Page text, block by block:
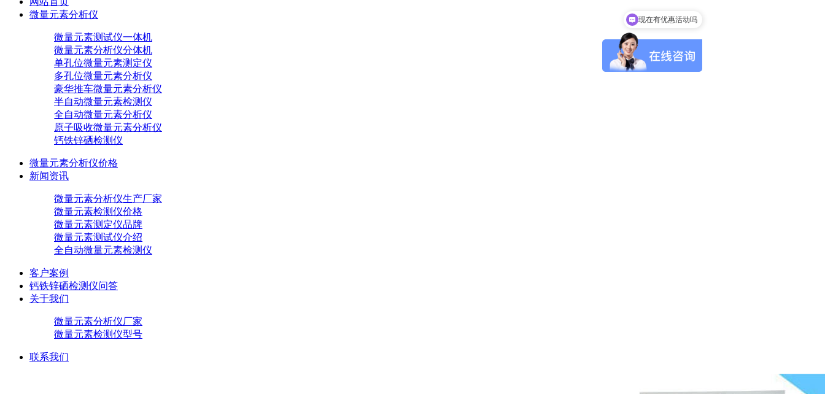
微量元素分析仪
微量元素测试仪一体机
微量元素分析仪分体机
单孔位微量元素测定仪
多孔位微量元素分析仪
豪华推车微量元素分析仪
半自动微量元素检测仪
全自动微量元素分析仪
原子吸收微量元素分析仪
钙铁锌硒检测仪
微量元素分析仪价格
新闻资讯
微量元素分析仪生产厂家
微量元素检测仪价格
微量元素测定仪品牌
微量元素测试仪介绍
全自动微量元素检测仪
客户案例
钙铁锌硒检测仪问答
关于我们
微量元素分析仪厂家
微量元素检测仪型号
联系我们
可以介绍下你们的产品么
现在有优惠活动吗